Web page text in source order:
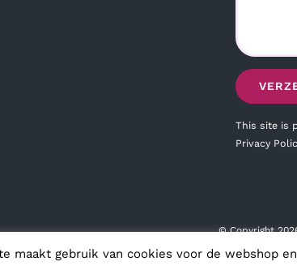
This site is
Privacy
© Copyright
maakt gebruik van cookies voor de webshop